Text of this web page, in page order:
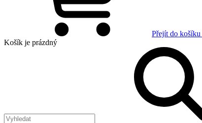
Přejít do košíku
Košík je prázdný